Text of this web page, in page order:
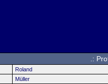
.:
Roland
Müller